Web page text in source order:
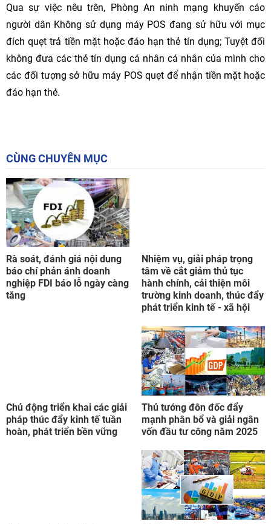
Qua sự việc nêu trên, Phòng An ninh mạng khuyến cáo
người dân Không sử dụng máy POS đang sử hữu với mục
đích quẹt trả tiền mặt hoặc đáo hạn thẻ tín dụng; Tuyệt đối
không đưa các thẻ tín dụng cá nhân cá nhân của mình cho
các đối tượng sở hữu máy POS quẹt để nhận tiền mặt hoặc
đáo hạn thẻ.
CÙNG CHUYÊN MỤC
Rà soát, đánh giá nội dung
báo chí phản ánh doanh
nghiệp FDI báo lỗ ngày càng
tăng
Nhiệm vụ, giải pháp trọng
tâm về cắt giảm thủ tục
hành chính, cải thiện môi
trường kinh doanh, thúc đẩy
phát triển kinh tế - xã hội
Chủ động triển khai các giải
pháp thúc đẩy kinh tế tuần
hoàn, phát triển bền vững
Thủ tướng đôn đốc đẩy
mạnh phân bổ và giải ngân
vốn đầu tư công năm 2025